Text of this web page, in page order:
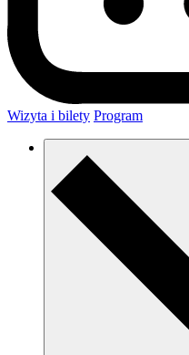
Wizyta i bilety Program